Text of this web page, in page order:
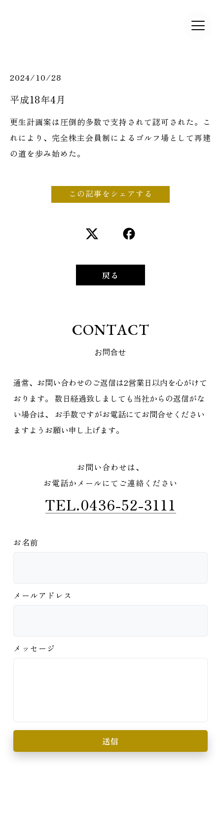
2024/10/28
平成18年4月
更生計画案は圧倒的多数で支持されて認可された。こ
れにより、完全株主会員制によるゴルフ場として再建
の道を歩み始めた。
この記事をシェアする
戻る
CONTACT
お問合せ
通常、お問い合わせのご返信は2営業日以内を心がけて
おります。 数日経過致しましても当社からの返信がな
い場合は、
お手数ですがお電話にてお問合せください
ますようお願い申し上げます。
お問い合わせは、
お電話かメールにてご連絡ください
TEL.0436-52-3111
お名前
メールアドレス
メッセージ